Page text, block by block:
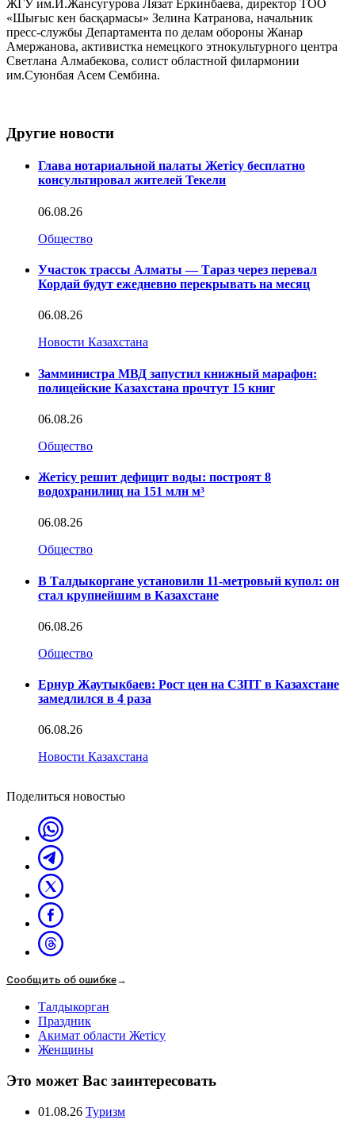
ЖГУ им.И.Жансугурова Лязат Еркинбаева, директор ТОО
«Шығыс кен басқармасы» Зелина Катранова, начальник
пресс-службы Департамента по делам обороны Жанар
Амержанова, активистка немецкого этнокультурного центра
Светлана Алмабекова, солист областной филармонии
им.Суюнбая Асем Сембина.
Другие новости
Глава нотариальной палаты Жетісу бесплатно
консультировал жителей Текели
06.08.26
Общество
Участок трассы Алматы — Тараз через перевал
Кордай будут ежедневно перекрывать на месяц
06.08.26
Новости Казахстана
Замминистра МВД запустил книжный марафон:
полицейские Казахстана прочтут 15 книг
06.08.26
Общество
Жетісу решит дефицит воды: построят 8
водохранилищ на 151 млн м³
06.08.26
Общество
В Талдыкоргане установили 11-метровый купол: он
стал крупнейшим в Казахстане
06.08.26
Общество
Ернур Жаутыкбаев: Рост цен на СЗПТ в Казахстане
замедлился в 4 раза
06.08.26
Новости Казахстана
Поделиться новостью
Сообщить об ошибке→
Талдыкорган
Праздник
Акимат области Жетісу
Женщины
Это может Вас заинтересовать
01.08.26 Туризм